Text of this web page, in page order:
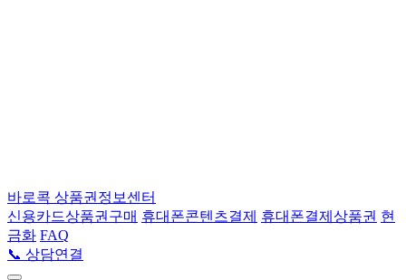
바로콕 상품권정보센터
신용카드상품권구매 휴대폰콘텐츠결제 휴대폰결제상품권 현
금화 FAQ
📞 상담연결